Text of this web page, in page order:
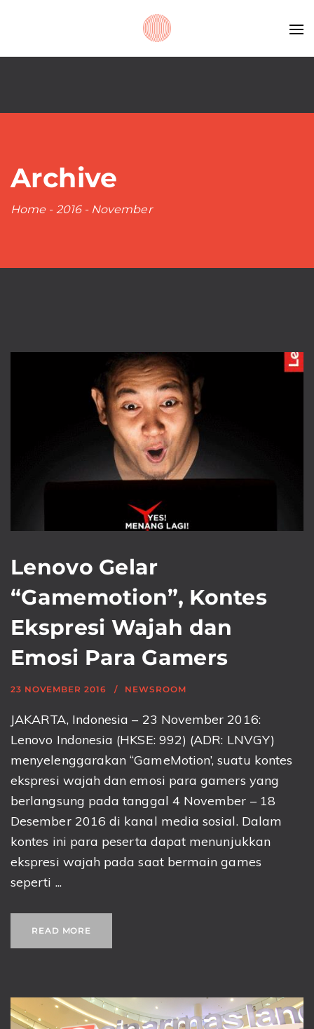
Archive
Home - 2016 - November
Lenovo Gelar
“Gamemotion”, Kontes
Ekspresi Wajah dan
Emosi Para Gamers
23 NOVEMBER 2016 NEWSROOM
JAKARTA, Indonesia – 23 November 2016:
Lenovo Indonesia (HKSE: 992) (ADR: LNVGY)
menyelenggarakan “GameMotion’, suatu kontes
ekspresi wajah dan emosi para gamers yang
berlangsung pada tanggal 4 November – 18
Desember 2016 di kanal media sosial. Dalam
kontes ini para peserta dapat menunjukkan
ekspresi wajah pada saat bermain games
seperti ...
READ MORE